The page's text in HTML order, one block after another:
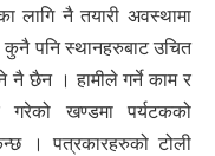
लागि नै तयारी अवस्थामा
पनि स्थानहरुबाट उचित
नै छैन । हामीले गर्ने काम र
गरेको खण्डमा पर्यटकको
। पत्रकारहरुको टोली